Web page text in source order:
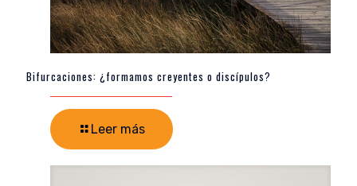
Bifurcaciones: ¿formamos creyentes o discípulos?
Leer más